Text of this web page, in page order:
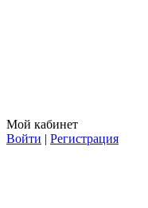
Мой кабинет
Войти | Регистрация